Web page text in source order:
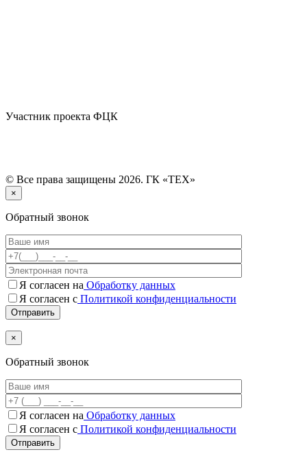
Участник проекта ФЦК
© Все права защищены 2026. ГК «ТЕХ»
×
Обратный звонок
Я согласен на Обработку данных
Я согласен с Политикой конфиденциальности
×
Обратный звонок
Я согласен на Обработку данных
Я согласен c Политикой конфиденциальности